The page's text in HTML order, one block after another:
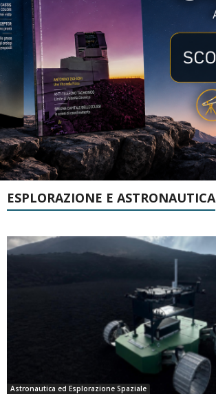
ESPLORAZIONE E ASTRONAUTICA
Astronautica ed Esplorazione Spaziale